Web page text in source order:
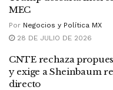
MEC
Por Negocios y Política MX
28 DE JULIO DE 2026
CNTE rechaza
y exige a Sheinbaum
directo